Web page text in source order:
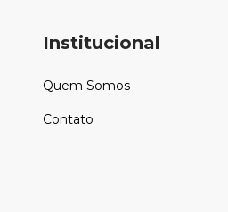
Institucional
Quem Somos
Contato